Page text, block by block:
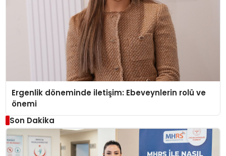
Ergenlik döneminde iletişim: Ebeveynlerin rolü ve
önemi
Son Dakika